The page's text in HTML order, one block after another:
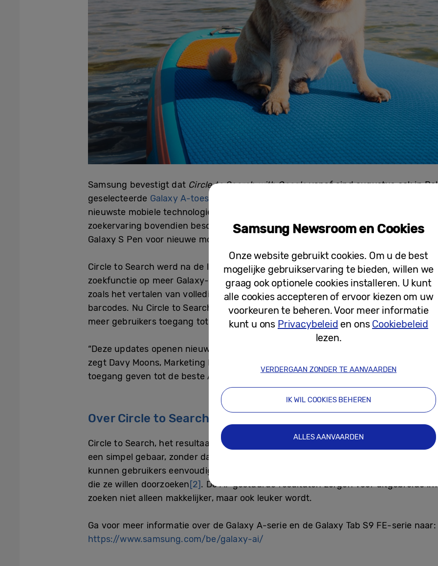
Samsung bevestigt dat Circle to Search with Googlevanaf eind augustus ook in
geselecteerde Galaxy A-toestellen
nieuwste mobiele technologie. Na de introductie van Circle to Search op de
zoekervaring bovendien beschikbaar opde Galaxy Tab S9 FE en de Tab S9 FE+,
Galaxy S Pen voor nieuwe mogelijkheden zorgen.
Circle to Search werd na de lancering op de Galaxy S24 al snel populair onder
zoekfunctie op meer Galaxy-apparaten, zoals de nieuwste Galaxy Z Flip6 en de Z
zoals het vertalen van volledige pagina’s, razendsnel specifieke producten vinden
barcodes. Nu Circle to Search ook beschikbaar komt op de Galaxy A- en de Galaxy
meer gebruikers toegang tot deze nieuwe manier van zoeken.
“Deze updates openen nieuwe mogelijkheden voor gebruikers van de Galaxy A- en
zegt Davy Moons, Marketing Manager Mobile eXperiences bij Samsung België. “We
toegang geven tot de beste AI-technologie, zodat ze efficiënter kunnen werken en
Over Circle to Search
Circle to Search, het resultaat van een nauwe samenwerking met Google, is een
een simpel gebaar, zonder dat gebruikers van app hoeven te wisselen. Wanneer
kunnen gebruikers eenvoudig een cirkel tekenen op het scherm om zo de tekst,
die ze willen doorzoeken[2]. De AI-gestuurde resultaten zorgen voor uitgebreide
zoeken niet alleen makkelijker, maar ook leuker wordt.
Ga voor meer informatie over de Galaxy A-serie en de Galaxy Tab S9 FE-serie naar:
https://www.samsung.com/be/galaxy-ai/
Samsung Newsroom en Cookies
Onze website gebruikt cookies. Om u de best
mogelijke gebruikservaring te bieden, willen we
graag ook optionele cookies installeren. U kunt
alle cookies accepteren of ervoor kiezen om uw
voorkeuren te beheren. Voor meer informatie
kunt u ons Privacybeleid en ons Cookiebeleid
lezen.
VERDERGAAN ZONDER TE AANVAARDEN
IK WIL COOKIES BEHEREN
ALLES AANVAARDEN